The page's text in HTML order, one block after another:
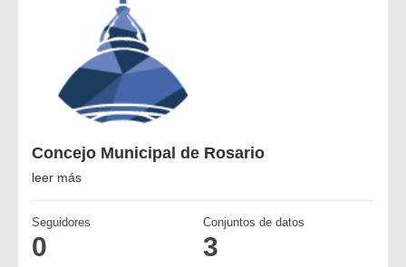
Concejo Municipal de Rosario
leer más
Seguidores
0
Conjuntos de datos
3